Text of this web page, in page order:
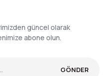
güncel olarak
abone olun.
GÖNDER